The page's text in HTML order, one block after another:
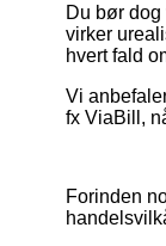
Du bør
virker
hvert fald
Vi
fx ViaBill,
Forinden